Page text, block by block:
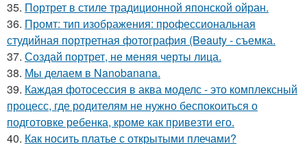
35. Портрет в стиле традиционной японской ойран.
36. Промт: тип изображения: профессиональная
студийная портретная фотография (Beauty - съемка.
37. Создай портрет, не меняя черты лица.
38. Мы делаем в Nanobanana.
39. Каждая фотосессия в аква моделс - это комплексный
процесс, где родителям не нужно беспокоиться о
подготовке ребенка, кроме как привезти его.
40. Как носить платье с открытыми плечами?